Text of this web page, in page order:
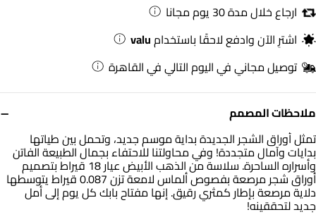
ملاحظات المصمم −
تمثل أوراق الشجر الجديدة بداية موسم جديد، وتحمل بين طياتها
بدايات وآمال متجددة! وفي محاولتنا للاحتفاء بجمال الطبيعة الفاتن
وأسراره الساحرة. سلاسة من الذهب الأبيض عيار 18 قيراط بتصميم
أوراق شجر مرصعة بفصوص ألماس لامعة تزن 0.087 قيراط يتوسطها
دلاية مرصعة بإطار كمثري رقيق. إنها مفتاح بابك كل يوم إلى أمل
جديد لتحققينه!
ارجاع خلال مدة 30 يوم مجانا
اشترِ الآن وادفع لاحقًا باستخدامvalu
توصيل مجاني في اليوم التالي في القاهرة